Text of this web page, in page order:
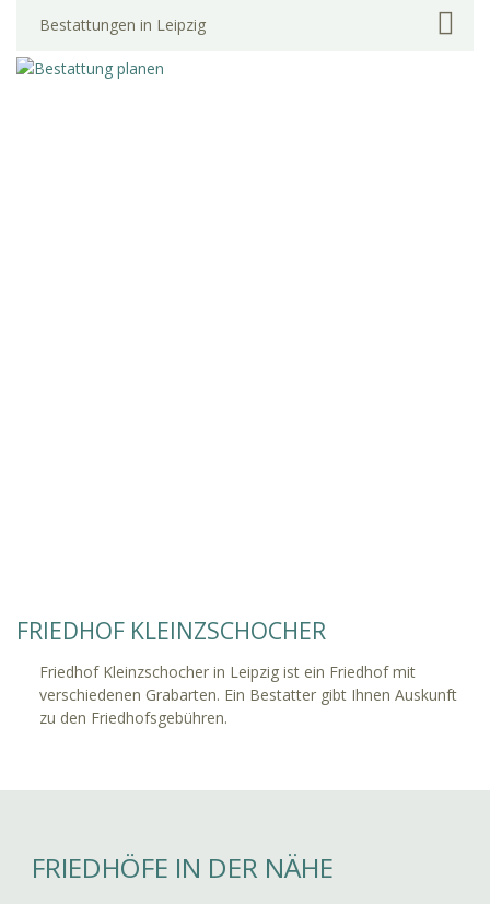
Bestattungen in Leipzig
FRIEDHOF KLEINZSCHOCHER
Friedhof Kleinzschocher in Leipzig ist ein Friedhof mit
verschiedenen Grabarten. Ein Bestatter gibt Ihnen Auskunft
zu den Friedhofsgebühren.
FRIEDHÖFE IN DER NÄHE